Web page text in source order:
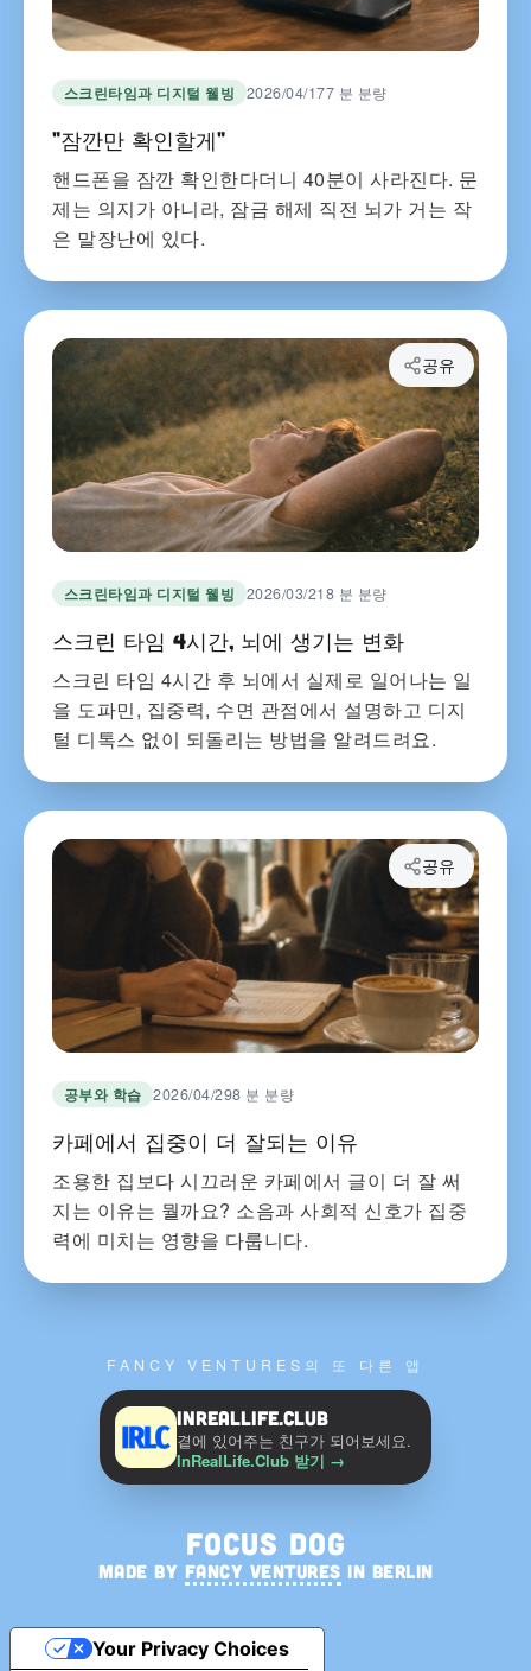
스크린타임과 디지털 웰빙 2026/04/177 분 분량
"잠깐만 확인할게"
핸드폰을 잠깐 확인한다더니 40분이 사라진다. 문
제는 의지가 아니라, 잠금 해제 직전 뇌가 거는 작
은 말장난에 있다.
스크린타임과 디지털 웰빙 2026/03/218 분 분량
스크린 타임 4시간, 뇌에 생기는 변화
스크린 타임 4시간 후 뇌에서 실제로 일어나는 일
을 도파민, 집중력, 수면 관점에서 설명하고 디지
털 디톡스 없이 되돌리는 방법을 알려드려요.
공유
공부와 학습 2026/04/298 분 분량
카페에서 집중이 더 잘되는 이유
조용한 집보다 시끄러운 카페에서 글이 더 잘 써
지는 이유는 뭘까요? 소음과 사회적 신호가 집중
력에 미치는 영향을 다룹니다.
공유
FANCY VENTURES의 또 다른 앱
InRealLife.Club
곁에 있어주는 친구가 되어보세요.
InRealLife.Club 받기 →
Focus Dog
MADE BY FANCY VENTURES IN BERLIN
Your Privacy Choices